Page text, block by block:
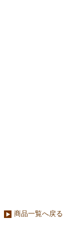
商品一覧へ戻る